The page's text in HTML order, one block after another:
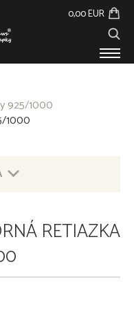
0,00 EUR
925/1000
1000
1000 RETIAZKA